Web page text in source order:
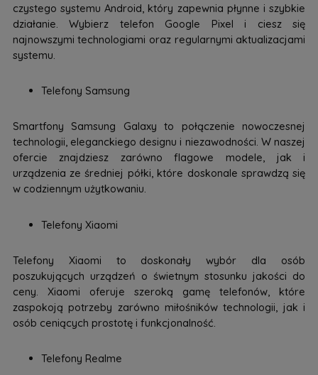
czystego systemu Android, który zapewnia płynne i szybkie
działanie. Wybierz telefon Google Pixel i ciesz się
najnowszymi technologiami oraz regularnymi aktualizacjami
systemu.
Telefony Samsung
Smartfony Samsung Galaxy to połączenie nowoczesnej
technologii, eleganckiego designu i niezawodności. W naszej
ofercie znajdziesz zarówno flagowe modele, jak i
urządzenia ze średniej półki, które doskonale sprawdzą się
w codziennym użytkowaniu.
Telefony Xiaomi
Telefony Xiaomi to doskonały wybór dla osób
poszukujących urządzeń o świetnym stosunku jakości do
ceny. Xiaomi oferuje szeroką gamę telefonów, które
zaspokoją potrzeby zarówno miłośników technologii, jak i
osób ceniących prostotę i funkcjonalność.
Telefony Realme